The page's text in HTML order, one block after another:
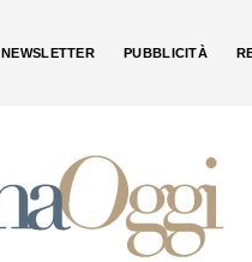
NEWSLETTER PUBBLICITÀ